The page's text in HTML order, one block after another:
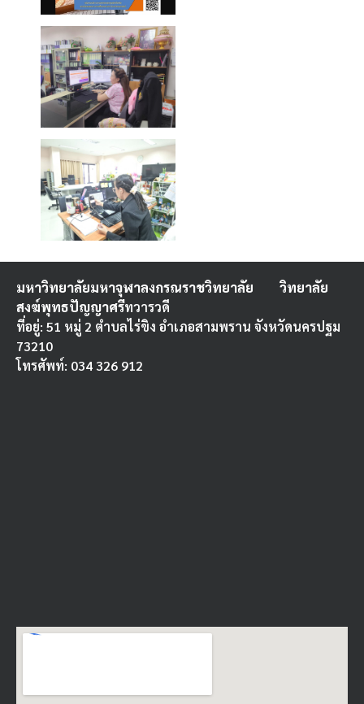
มหาวิทยาลัยมหาจุฬาลงกรณราชวิทยาลัย วิทยาลัย
สงฆ์พุทธปัญญาศรีทวารวดี
ที่อยู่: 51 หมู่ 2 ตำบลไร่ขิง อำเภอสามพราน จังหวัดนครปฐม
73210
โทรศัพท์: 034 326 912